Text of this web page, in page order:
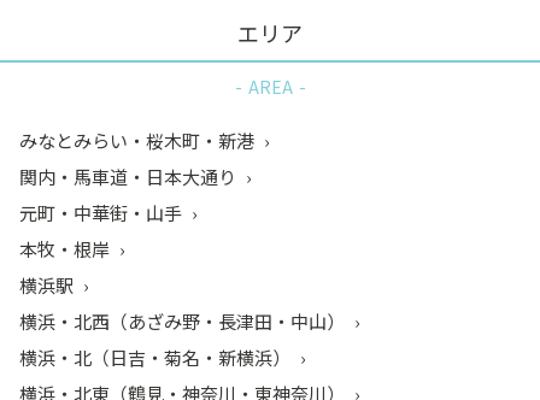
エリア
AREA
みなとみらい・桜木町・新港
関内・馬車道・日本大通り
元町・中華街・山手
本牧・根岸
横浜駅
横浜・北西（あざみ野・長津田・中山）
横浜・北（日吉・菊名・新横浜）
横浜・北東（鶴見・神奈川・東神奈川）